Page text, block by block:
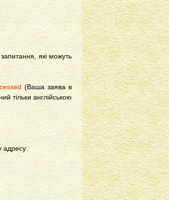
які можуть
(Ваша заява в
тільки англійською
адресу: